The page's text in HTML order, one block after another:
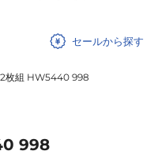
セール
2枚組 HW5440 998
998